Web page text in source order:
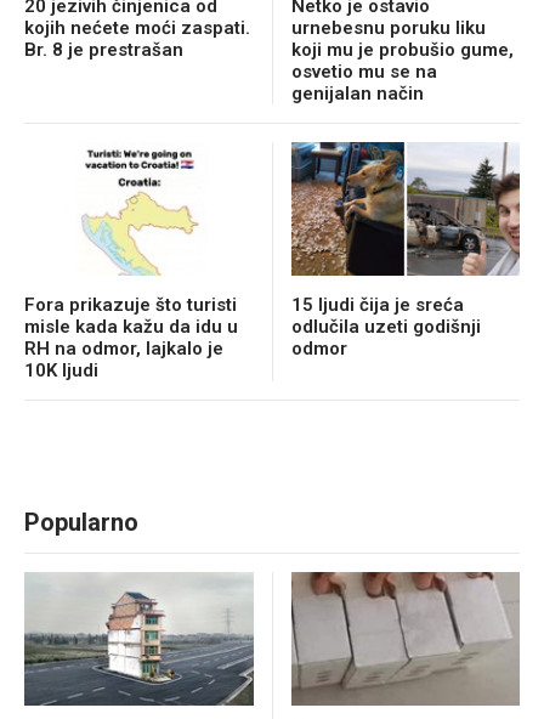
20 jezivih činjenica od
kojih nećete moći zaspati.
Br. 8 je prestrašan
Netko je ostavio
urnebesnu poruku liku
koji mu je probušio gume,
osvetio mu se na
genijalan način
Fora prikazuje što turisti
misle kada kažu da idu u
RH na odmor, lajkalo je
10K ljudi
15 ljudi čija je sreća
odlučila uzeti godišnji
odmor
Popularno